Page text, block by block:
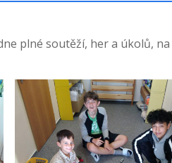
plné soutěží, her a úkolů,